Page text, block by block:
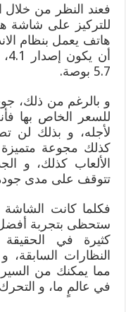
فعند النظر من
للتركيز على شاشة
هاتف يعمل بنظام
5.7 بوصة.
و بالرغم من ذلك،
للسعر الخاص بها
لأجله، و بذلك لن
كذلك مجوعة متميزة
الألعاب كذلك، و
تتوقف على مدى
فكلما كانت
ستحظى بتجربة
كثيرة في
النظارات السابقة،
مما يمكنك من
في عالمٍ ما، و